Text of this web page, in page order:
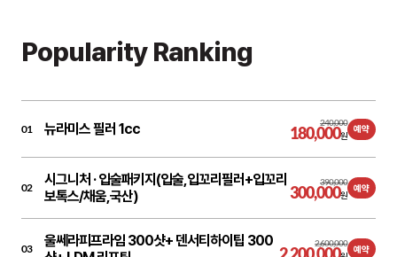
Popularity Ranking
01 뉴라미스 필러 1cc 240,000
180,000원
예약
02 시그니처 ·입술패키지(입술,입꼬리필러+입꼬리
보톡스/채움,국산)
390,000
300,000원
예약
03
울쎄라피프라임 300샷+ 덴서티하이팁 300
2,600,000
2,200,000 예약